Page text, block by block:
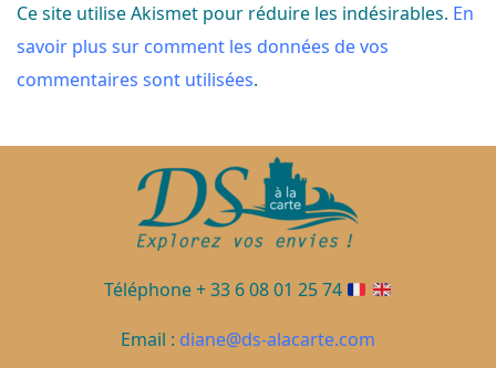
Ce site utilise Akismet pour réduire les indésirables. En
savoir plus sur comment les données de vos
commentaires sont utilisées.
Téléphone + 33 6 08 01 25 74
Email : diane@ds-alacarte.com